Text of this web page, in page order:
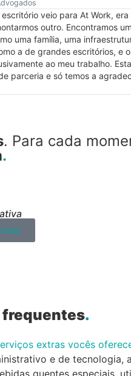
escritório veio para At Work,
outro. Encontramos
uma família, uma
a de grandes escritórios, e
ao meu trabalho.
parceria e só temos a
. Para cada
.
frequentes.
extras vocês
e de tecnologia,
quentes especiais,